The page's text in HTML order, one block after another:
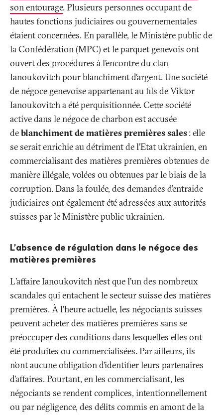
son entourage. Plusieurs personnes occupant de
hautes fonctions judiciaires ou gouvernementales
étaient concernées. En parallèle, le Ministère public de
la Confédération (MPC) et le parquet genevois ont
ouvert des procédures à l’encontre du clan
Ianoukovitch pour blanchiment d’argent. Une société
de négoce genevoise appartenant au fils de Viktor
Ianoukovitch a été perquisitionnée. Cette société
active dans le négoce de charbon est accusée
deblanchiment de matières premières sales: elle
se serait enrichie au détriment de l’Etat ukrainien, en
commercialisant des matières premières obtenues de
manière illégale, volées ou obtenues par le biais de la
corruption. Dans la foulée, des demandes d’entraide
judiciaires ont également été adressées aux autorités
suisses par le Ministère public ukrainien.
L’absence de régulation dans le négoce des
matières premières
L’affaire Ianoukovitch n’est que l’un des nombreux
scandales qui entachent le secteur suisse des matières
premières. À l’heure actuelle, les négociants suisses
peuvent acheter des matières premières sans se
préoccuper des conditions dans lesquelles elles ont
été produites ou commercialisées. Par ailleurs, ils
n’ont aucune obligation d’identifier leurs partenaires
d’affaires. Pourtant, en les commercialisant, les
négociants se rendent complices, intentionnellement
ou par négligence, des délits commis en amont de la